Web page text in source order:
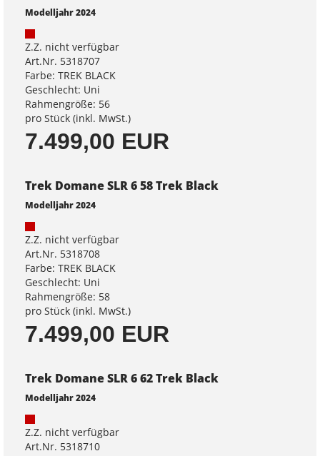
Modelljahr 2024
Z.Z. nicht verfügbar
Art.Nr. 5318707
Farbe: TREK BLACK
Geschlecht: Uni
Rahmengröße: 56
pro Stück (inkl. MwSt.)
7.499,00 EUR
Trek Domane SLR 6 58 Trek Black
Modelljahr 2024
Z.Z. nicht verfügbar
Art.Nr. 5318708
Farbe: TREK BLACK
Geschlecht: Uni
Rahmengröße: 58
pro Stück (inkl. MwSt.)
7.499,00 EUR
Trek Domane SLR 6 62 Trek Black
Modelljahr 2024
Z.Z. nicht verfügbar
Art.Nr. 5318710